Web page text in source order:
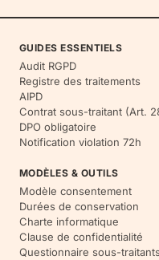
GUIDES ESSENTIELS
Audit RGPD
Registre des traitements
AIPD
Contrat sous-traitant (Art.
DPO obligatoire
Notification violation 72h
MODÈLES & OUTILS
Modèle consentement
Durées de conservation
Charte informatique
Clause de confidentialité
Questionnaire sous-traitants